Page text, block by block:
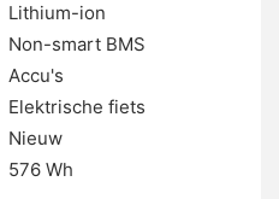
Lithium-ion
Non-smart BMS
Accu's
Elektrische fiets
Nieuw
576 Wh